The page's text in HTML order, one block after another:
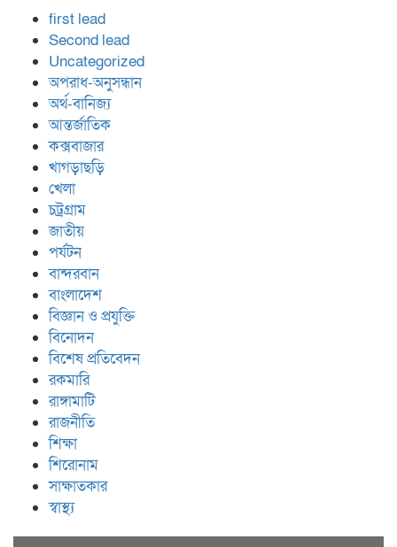
first lead
Second lead
Uncategorized
অপরাধ-অনুসন্ধান
অর্থ-বানিজ্য
আন্তর্জাতিক
কক্সবাজার
খাগড়াছড়ি
খেলা
চট্রগ্রাম
জাতীয়
পর্যটন
বান্দরবান
বাংলাদেশ
বিজ্ঞান ও প্রযুক্তি
বিনোদন
বিশেষ প্রতিবেদন
রকমারি
রাঙ্গামাটি
রাজনীতি
শিক্ষা
শিরোনাম
সাক্ষাতকার
স্বাস্থ্য